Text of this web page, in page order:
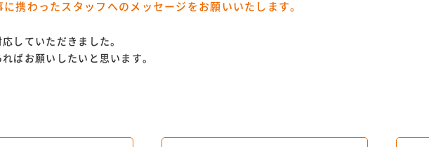
に携わったスタッフへのメッセージをお願いいたします。
していただきました。
ばお願いしたいと思います。